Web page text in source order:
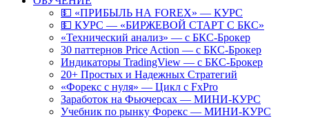
💵 «ПРИБЫЛЬ НА FOREX» — КУРС
💵 КУРС — «БИРЖЕВОЙ СТАРТ С БКС»
«Технический анализ» — с БКС-Брокер
30 паттернов Price Action — с БКС-Брокер
Индикаторы TradingView — с БКС-Брокер
20+ Простых и Надежных Стратегий
«Форекс с нуля» — Цикл с FxPro
Заработок на Фьючерсах — МИНИ-КУРС
Учебник по рынку Форекс — МИНИ-КУРС